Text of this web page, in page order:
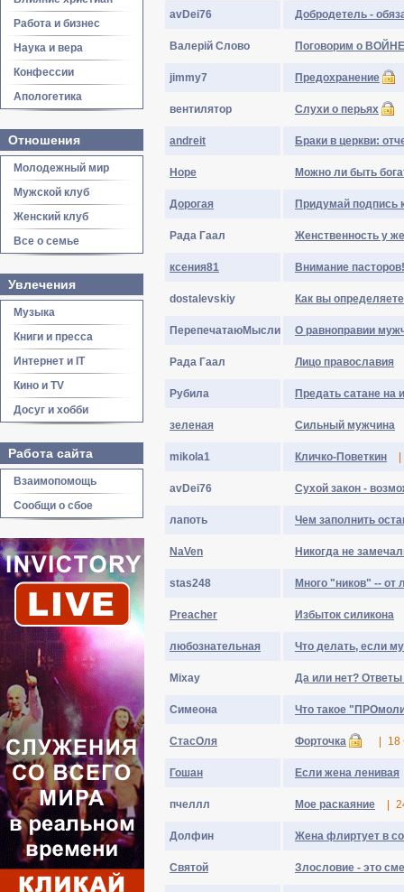
Работа и бизнес
Наука и вера
Конфессии
Апологетика
Отношения
Молодежный мир
Мужской клуб
Женский клуб
Все о семье
Увлечения
Музыка
Книги и пресса
Интернет и IT
Кино и TV
Досуг и хобби
Работа сайта
Взаимопомощь
Сообщи о сбое
avDei76 Добродетель -
Валерій Слово Поговорим о
jimmy7 Предохранение
вeнтилятop Слухи о перьях
andreit Браки в церкви:
Hope Можно ли быть
Дорогая Придумай подпись
Рада Гаал Женственность у
кceния81 Внимание
dostalevskiy Как вы
ПерепечатаюМысли О равноправии
Рада Гаал Лицо православия
Pyбила Предать сатане на
зеленая Сильный мужчина
mikola1 Кличко-Поветкин
avDei76 Сухой закон -
лaпoть Чем заполнить
NaVen Никогда не
stas248 Много "ников" -- от
Preacher Избыток силикона
любознательная Что делать, если
Mixay Да или нет?
Симеона Что такое
СтасОля Форточка 18
Гошан Если жена ленивая
пчеллл Мое раскаяние
Долфин Жена флиртует в
Святой Злословие - это